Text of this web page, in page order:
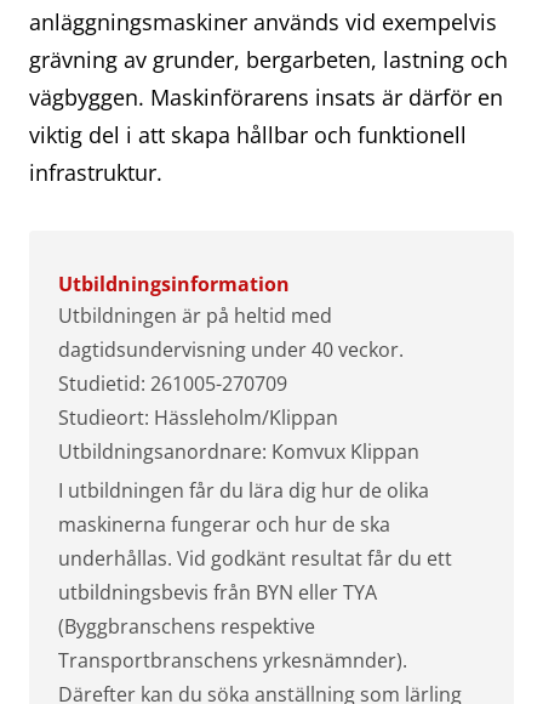
anläggningsmaskiner används vid exempelvis
grävning av grunder, bergarbeten, lastning och
vägbyggen. Maskinförarens insats är därför en
viktig del i att skapa hållbar och funktionell
infrastruktur.
Utbildningsinformation
Utbildningen är på heltid med
dagtidsundervisning under 40 veckor.
Studietid: 261005-270709
Studieort: Hässleholm/Klippan
Utbildningsanordnare: Komvux Klippan
I utbildningen får du lära dig hur de olika
maskinerna fungerar och hur de ska
underhållas. Vid godkänt resultat får du ett
utbildningsbevis från BYN eller TYA
(Byggbranschens respektive
Transportbranschens yrkesnämnder).
Därefter kan du söka anställning som lärling